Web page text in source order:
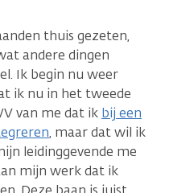
thuis gezeten,
andere dingen
Ik begin nu weer
ik nu in het tweede
van me dat ik bij een
, maar dat wil ik
leidinggevende me
mijn werk dat ik